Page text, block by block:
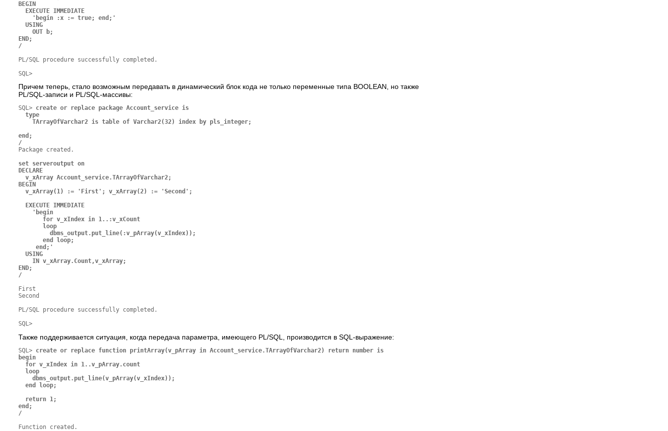
BEGIN
  EXECUTE IMMEDIATE
    'begin :x := true; end;'
  USING
    OUT b;
END;
/
PL/SQL procedure successfully completed.
Причем теперь, стало возможным передавать в динамический блок кода не только переменные типа BOOLEAN, но также
PL/SQL-записи и PL/SQL-массивы:
SQL> create or replace package Account_service is
  type
    TArrayOfVarchar2 is table of Varchar2(32) index by pls_integer;
end;
/
Package created.
set serveroutput on
DECLARE
  v_xArray Account_service.TArrayOfVarchar2;
BEGIN
  v_xArray(1) := 'First'; v_xArray(2) := 'Second';
  EXECUTE IMMEDIATE
    'begin
       for v_xIndex in 1..:v_xCount
       loop
         dbms_output.put_line(:v_pArray(v_xIndex));
       end loop;
     end;'
  USING
    IN v_xArray.Count,v_xArray;
END;
/
First
Second
PL/SQL procedure successfully completed.
SQL>
Также поддерживается ситуация, когда передача параметра, имеющего PL/SQL, производится в SQL-выражение:
SQL> create or replace function printArray(v_pArray in Account_service.TArrayOfVarchar2) return number is
begin
  for v_xIndex in 1..v_pArray.count
  loop
    dbms_output.put_line(v_pArray(v_xIndex));
  end loop;
  return 1;
end;
/
Function created.